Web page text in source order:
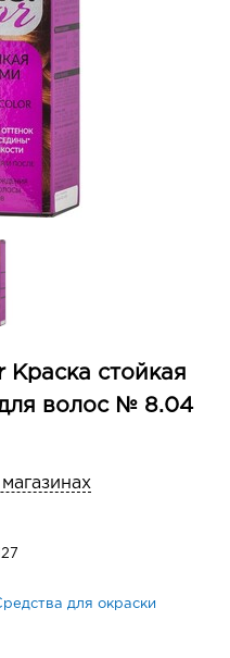
Краска стойкая
волос № 8.04
для окраски